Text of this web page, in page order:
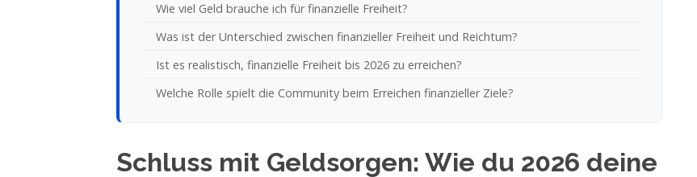
Wie viel Geld brauche ich für finanzielle Freiheit?
Was ist der Unterschied zwischen finanzieller Freiheit und Reichtum?
Ist es realistisch, finanzielle Freiheit bis 2026 zu erreichen?
Welche Rolle spielt die Community beim Erreichen finanzieller Ziele?
Schluss mit Geldsorgen: Wie du 2026 deine